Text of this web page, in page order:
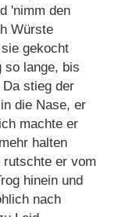
'nimm den
Würste
gekocht
so lange, bis
stieg der
die Nase, er
machte er
halten
er vom
hinein und
nach